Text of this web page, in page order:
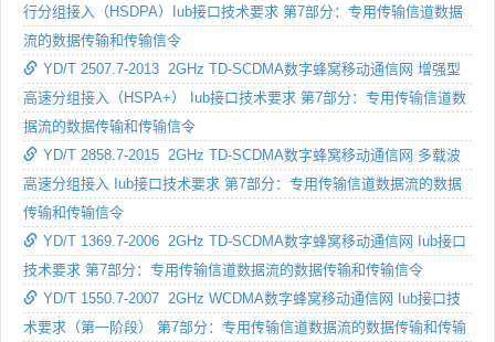
行分组接入（HSDPA）Iub接口技术要求 第7部分：专用传输信道数据
流的数据传输和传输信令
YD/T 2507.7-2013 2GHz TD-SCDMA数字蜂窝移动通信网 增强型
高速分组接入（HSPA+） Iub接口技术要求 第7部分：专用传输信道数
据流的数据传输和传输信令
YD/T 2858.7-2015 2GHz TD-SCDMA数字蜂窝移动通信网 多载波
高速分组接入 Iub接口技术要求 第7部分：专用传输信道数据流的数据
传输和传输信令
YD/T 1369.7-2006 2GHz TD-SCDMA数字蜂窝移动通信网 Iub接口
技术要求 第7部分：专用传输信道数据流的数据传输和传输信令
YD/T 1550.7-2007 2GHz WCDMA数字蜂窝移动通信网 Iub接口技
术要求（第一阶段） 第7部分：专用传输信道数据流的数据传输和传输